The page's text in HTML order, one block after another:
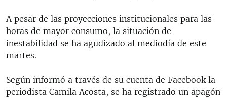
A pesar de las proyecciones institucionales para las
horas de mayor consumo, la situación de
inestabilidad se ha agudizado al mediodía de este
martes.
Según informó a través de su cuenta de Facebook la
periodista Camila Acosta, se ha registrado un apagón